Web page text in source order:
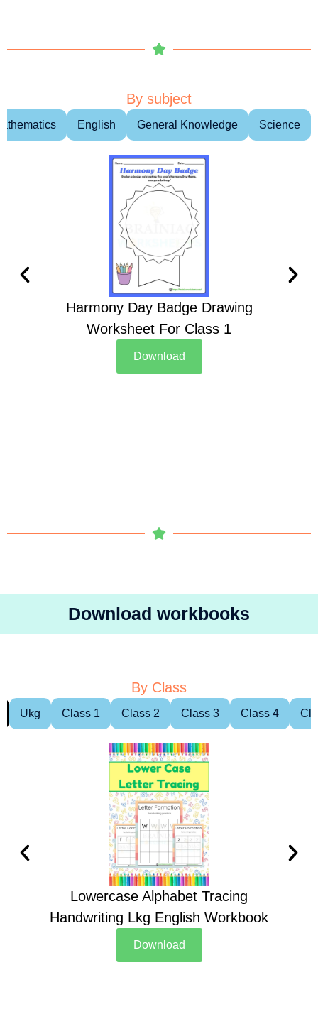
By subject
English General Knowledge Science
Harmony Day Badge Drawing
Worksheet For Class 1
Download
Download workbooks
By Class
Ukg Class 1 Class 2 Class 3 Class 4
Lowercase Alphabet Tracing
Handwriting Lkg English Workbook
Download